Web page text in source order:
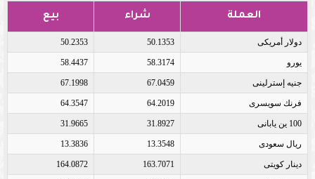
العملة شراء بيع
دولار أمريكى 50.1353
50.2353
يورو 58.3174
58.4437
جنيه إسترلينى 67.0459
67.1998
فرنك سويسرى 64.2019
64.3547
100 ين يابانى 31.8927
31.9665
ريال سعودى 13.3548
13.3836
دينار كويتى 163.7071
164.0872